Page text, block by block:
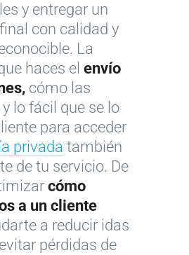
y entregar un
con calidad y
La
haces el envío
cómo las
lo fácil que se lo
para acceder
privada también
de tu servicio. De
cómo
a un cliente
a reducir idas
pérdidas de